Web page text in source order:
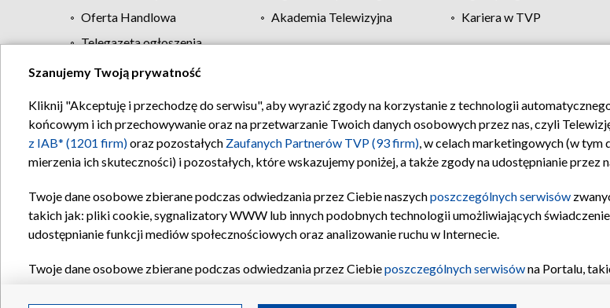
Oferta Handlowa
Akademia Telewizyjna Kariera w TVP
Telegazeta ogłoszenia
Regulamin TVP Polityka prywatności Moje zgody
Szanujemy Twoją prywatność
Kliknij "Akceptuję i przechodzę do serwisu", aby wyrazić zgody na korzystanie z technologii
końcowym i ich przechowywanie oraz na przetwarzanie Twoich danych osobowych przez nas, czyli
z IAB* (1201 firm)oraz pozostałych Zaufanych Partnerów TVP (93 firm), w celach marketingowych (w
mierzenia ich skuteczności) i pozostałych, które wskazujemy poniżej, a także zgody na udostępnianie
Twoje dane osobowe zbierane podczas odwiedzania przez Ciebie naszychposzczególnych serwisów
takich jak: pliki cookie, sygnalizatory WWW lub innych podobnych technologii umożliwiających
udostępnianie funkcji mediów społecznościowych oraz analizowanie ruchu w Internecie.
Twoje dane osobowe zbierane podczas odwiedzania przez Ciebieposzczególnych serwisówna Portalu,